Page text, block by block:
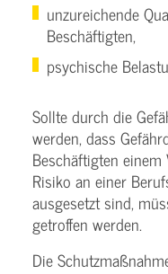
unzureichende
Beschäftigten,
psychische
Sollte durch die
werden, dass
Beschäftigten
Risiko an einer
ausgesetzt sind,
getroffen werden.
Die